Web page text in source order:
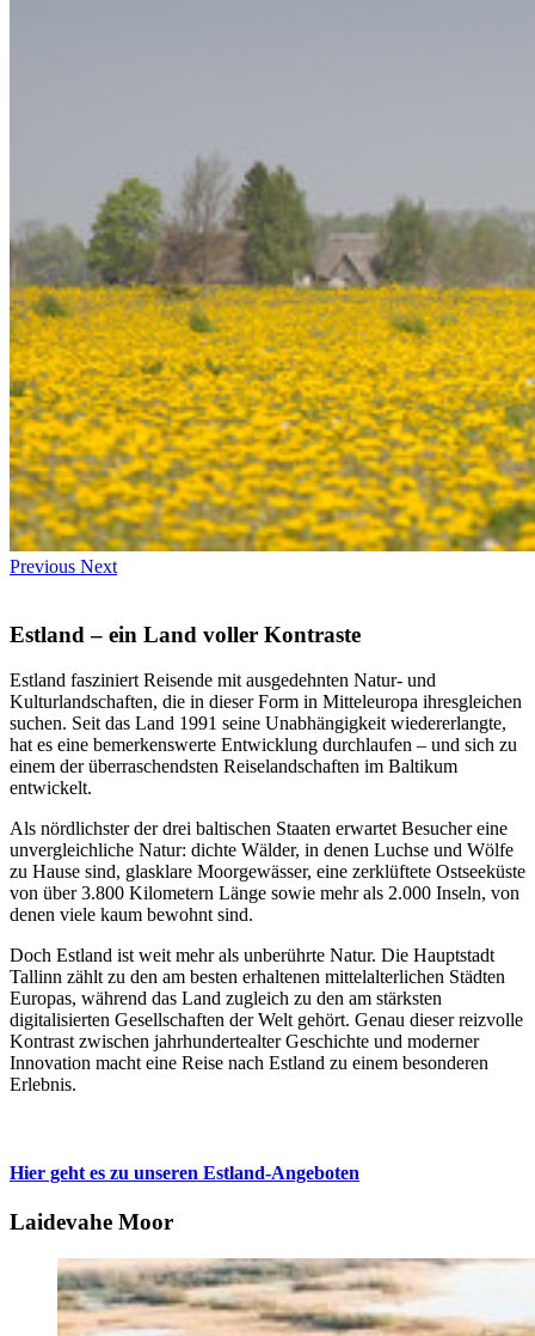
Previous Next
Estland – ein Land voller Kontraste
Estland fasziniert Reisende mit ausgedehnten Natur- und
Kulturlandschaften, die in dieser Form in Mitteleuropa ihresgleichen
suchen. Seit das Land 1991 seine Unabhängigkeit wiedererlangte,
hat es eine bemerkenswerte Entwicklung durchlaufen – und sich zu
einem der überraschendsten Reiselandschaften im Baltikum
entwickelt.
Als nördlichster der drei baltischen Staaten erwartet Besucher eine
unvergleichliche Natur: dichte Wälder, in denen Luchse und Wölfe
zu Hause sind, glasklare Moorgewässer, eine zerklüftete Ostseeküste
von über 3.800 Kilometern Länge sowie mehr als 2.000 Inseln, von
denen viele kaum bewohnt sind.
Doch Estland ist weit mehr als unberührte Natur. Die Hauptstadt
Tallinn zählt zu den am besten erhaltenen mittelalterlichen Städten
Europas, während das Land zugleich zu den am stärksten
digitalisierten Gesellschaften der Welt gehört. Genau dieser reizvolle
Kontrast zwischen jahrhundertealter Geschichte und moderner
Innovation macht eine Reise nach Estland zu einem besonderen
Erlebnis.
Hier geht es zu unseren Estland-Angeboten
Laidevahe Moor